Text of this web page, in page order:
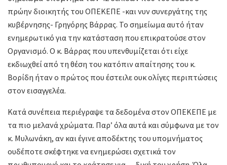
πρώην διοικητής του ΟΠΕΚΕΠΕ -και νυν συνεργάτης της
κυβέρνησης- Γρηγόρης Βάρρας. Το σημείωμα αυτό ήταν
ενημερωτικό για την κατάσταση που επικρατούσε στον
Οργανισμό. Ο κ. Βάρρας που υπενθυμίζεται ότι είχε
εκδιωχθεί από τη θέση του κατόπιν απαίτησης του κ.
Βορίδη ήταν ο πρώτος που έστειλε ουκ ολίγες περιπτώσεις
στον εισαγγελέα.
Κατά συνέπεια περιέγραψε τα δεδομένα στον ΟΠΕΚΕΠΕ με
τα πιο μελανά χρώματα. Παρ’ όλα αυτά και σύμφωνα με τον
κ. Μυλωνάκη, αν και έγινε αποδέκτης του υπομνήματος
ουδέποτε σκέφτηκε να ενημερώσει σχετικά τον